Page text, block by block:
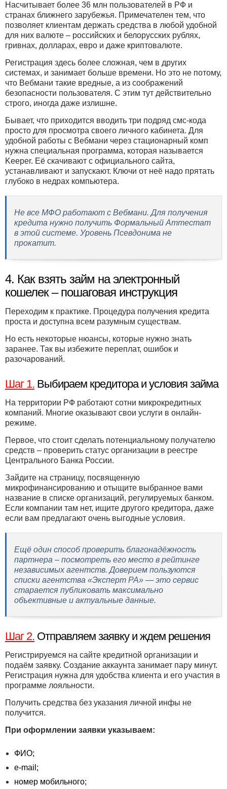
Насчитывает более 36 млн пользователей в РФ и
странах ближнего зарубежья. Примечателен тем, что
позволяет клиентам держать средства в любой удобной
для них валюте – российских и белорусских рублях,
гривнах, долларах, евро и даже криптовалюте.
Регистрация здесь более сложная, чем в других
системах, и занимает больше времени. Но это не потому,
что Вебмани такие вредные, а из соображений
безопасности пользователя. С этим тут действительно
строго, иногда даже излишне.
Бывает, что приходится вводить три подряд смс-кода
просто для просмотра своего личного кабинета. Для
удобной работы с Вебмани через стационарный комп
нужна специальная программа, которая называется
Keeper. Её скачивают с официального сайта,
устанавливают и запускают. Ключи от неё надо прятать
глубоко в недрах компьютера.
Не все МФО работают с Вебмани. Для получения
кредита нужно получить Формальный Аттестат
в этой системе. Уровень Псевдонима не
прокатит.
4. Как взять займ на электронный
кошелек – пошаговая инструкция
Переходим к практике. Процедура получения кредита
проста и доступна всем разумным существам.
Но есть некоторые нюансы, которые нужно знать
заранее. Так вы избежите переплат, ошибок и
разочарований.
Шаг 1. Выбираем кредитора и условия займа
На территории РФ работают сотни микрокредитных
компаний. Многие оказывают свои услуги в онлайн-
режиме.
Первое, что стоит сделать потенциальному получателю
средств – проверить статус организации в реестре
Центрального Банка России.
Зайдите на страницу, посвященную
микрофинансированию и отыщите выбранное вами
название в списке организаций, регулируемых банком.
Если компании там нет, ищите другого кредитора, даже
если вам предлагают очень выгодные условия.
Ещё один способ проверить благонадёжность
партнера – посмотреть его место в рейтинге
независимых агентств. Доверием пользуются
списки агентства «Эксперт РА» — это сервис
старается публиковать максимально
объективные и актуальные данные.
Шаг 2. Отправляем заявку и ждем решения
Регистрируемся на сайте кредитной организации и
подаём заявку. Создание аккаунта занимает пару минут.
Регистрация нужна для удобства клиента и его участия в
программе лояльности.
Получить средства без указания личной инфы не
получится.
При оформлении заявки указываем:
ФИО;
e-mail;
номер мобильного;